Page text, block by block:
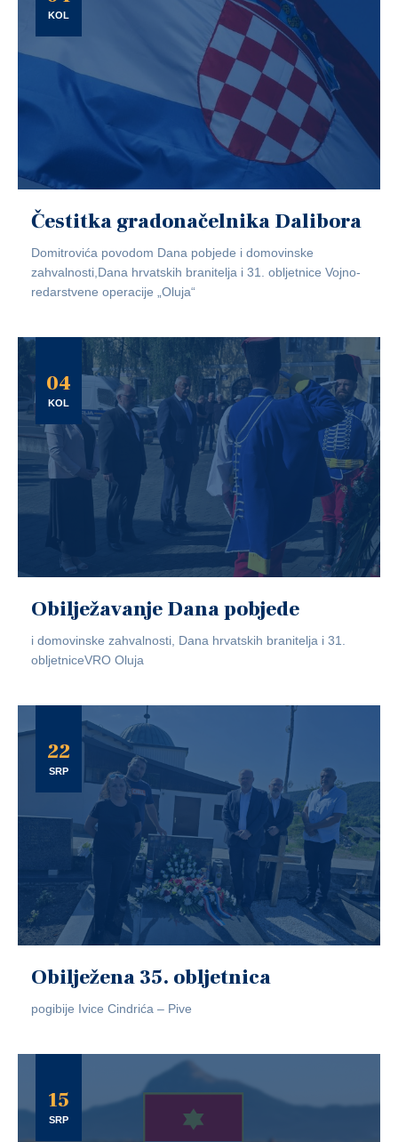
KOL
Čestitka gradonačelnika Dalibora
Domitrovića povodom Dana pobjede i domovinske
zahvalnosti,Dana hrvatskih branitelja i 31. obljetnice Vojno-
redarstvene operacije „Oluja“
04
KOL
Obilježavanje Dana pobjede
i domovinske zahvalnosti, Dana hrvatskih branitelja i 31.
obljetniceVRO Oluja
22
SRP
Obilježena 35. obljetnica
pogibije Ivice Cindrića – Pive
15
SRP